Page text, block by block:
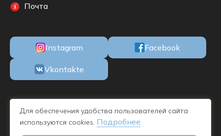
Почта
Instagram Facebook
Vkontakte
Для обеспечения удобства пользователей сайта
используются cookies. Подробнее
ООО «БКМЕБЕЛЬ» Республика Беларусь, 220100, г. Минск, ул. М.
Богдановича, 78, пом. 1Н офис 11, УНП 192732019 - дата